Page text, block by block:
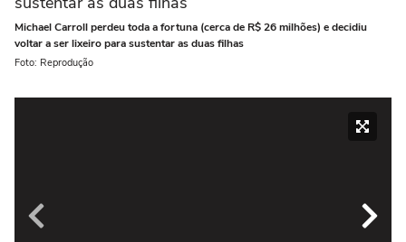
Michael Carroll perdeu toda a fortuna (cerca de R$ 26 milhões) e decidiu
voltar a ser lixeiro para sustentar as duas filhas
Foto: Reprodução